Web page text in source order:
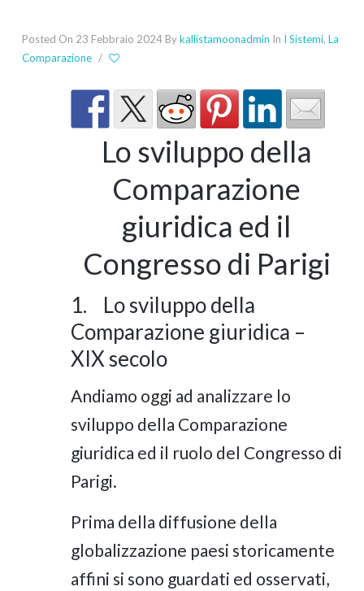
Posted On 23 Febbraio 2024 Bykallistamoonadmin In I Sistemi, La
Comparazione /
Lo sviluppo della
Comparazione
giuridica ed il
Congresso di Parigi
1. Lo sviluppo della
Comparazione giuridica –
XIX secolo
Andiamo oggi ad analizzare lo
sviluppo della Comparazione
giuridica ed il ruolo del Congresso di
Parigi.
Prima della diffusione della
globalizzazione paesi storicamente
affini si sono guardati ed osservati,